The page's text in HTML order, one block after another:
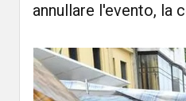
annullare l'evento, la